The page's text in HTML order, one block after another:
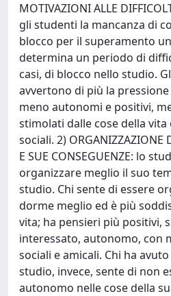
MOTIVAZIONI ALLE
gli studenti la mancanza di
blocco per il superamento
determina un periodo di
casi, di blocco nello studio.
avvertono di più la
meno autonomi e positivi,
stimolati dalle cose della vita
sociali. 2) ORGANIZZAZIONE
E SUE CONSEGUENZE: lo
organizzare meglio il suo
studio. Chi sente di essere
dorme meglio ed è più
vita; ha pensieri più positivi,
interessato, autonomo, con
sociali e amicali. Chi ha
studio, invece, sente di non
autonomo nelle cose della